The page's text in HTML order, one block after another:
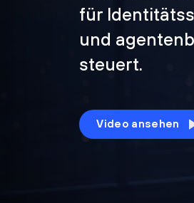
für
und
steuert.
Video ansehen